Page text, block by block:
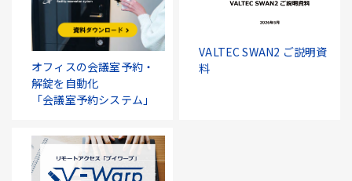
オフィスの会議室予約・
解錠を自動化
「会議室予約システム」
VALTEC SWAN2 ご説明資
料